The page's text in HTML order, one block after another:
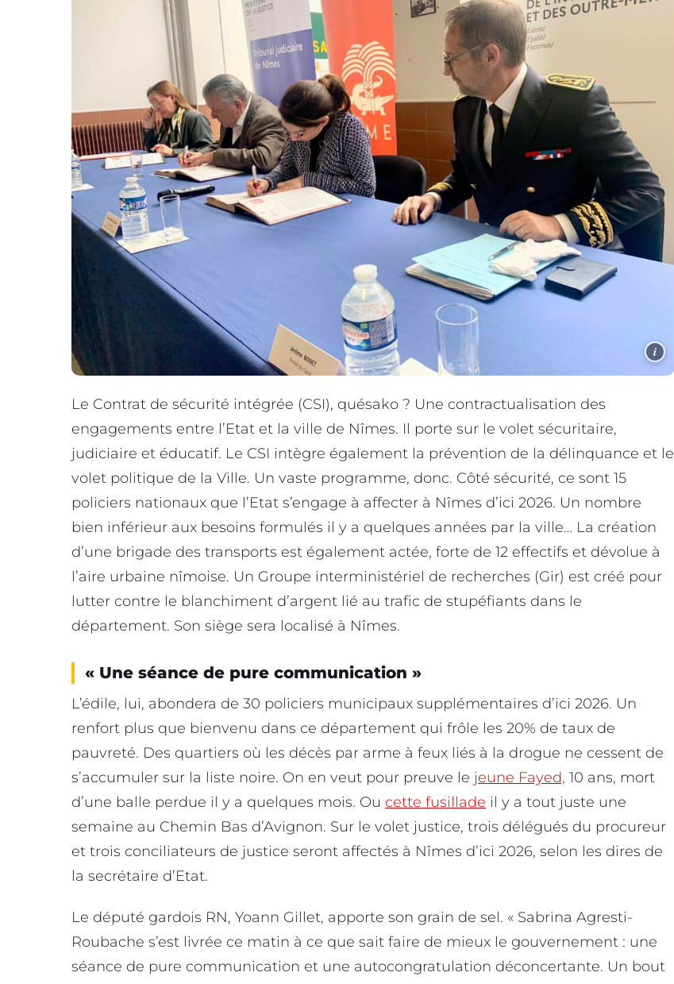
i
Le Contrat de sécurité intégrée (CSI), quésako ? Une contractualisation des
engagements entre l’Etat et la ville de Nîmes. Il porte sur le volet sécuritaire,
judiciaire et éducatif. Le CSI intègre également la prévention de la délinquance et le
volet politique de la Ville. Un vaste programme, donc. Côté sécurité, ce sont 15
policiers nationaux que l’Etat s’engage à affecter à Nîmes d’ici 2026. Un nombre
bien inférieur aux besoins formulés il y a quelques années par la ville… La création
d’une brigade des transports est également actée, forte de 12 effectifs et dévolue à
l’aire urbaine nîmoise. Un Groupe interministériel de recherches (Gir) est créé pour
lutter contre le blanchiment d’argent lié au trafic de stupéfiants dans le
département. Son siège sera localisé à Nîmes.
« Une séance de pure communication »
L’édile, lui, abondera de 30 policiers municipaux supplémentaires d’ici 2026. Un
renfort plus que bienvenu dans ce département qui frôle les 20% de taux de
pauvreté. Des quartiers où les décès par arme à feux liés à la drogue ne cessent de
s’accumuler sur la liste noire. On en veut pour preuve le jeune Fayed, 10 ans, mort
d’une balle perdue il y a quelques mois. Ou cette fusillade il y a tout juste une
semaine au Chemin Bas d’Avignon. Sur le volet justice, trois délégués du procureur
et trois conciliateurs de justice seront affectés à Nîmes d’ici 2026, selon les dires de
la secrétaire d’Etat.
Le député gardois RN, Yoann Gillet, apporte son grain de sel. « Sabrina Agresti-
Roubache s’est livrée ce matin à ce que sait faire de mieux le gouvernement : une
séance de pure communication et une autocongratulation déconcertante. Un bout